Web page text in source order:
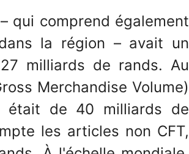
qui comprend également
la région – avait un
milliards de rands. Au
Merchandise Volume)
était de 40 milliards de
les articles non CFT,